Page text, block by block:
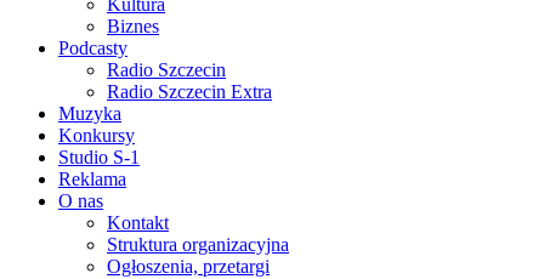
Kultura
Biznes
Podcasty
Radio Szczecin
Radio Szczecin Extra
Muzyka
Konkursy
Studio S-1
Reklama
O nas
Kontakt
Struktura organizacyjna
Ogłoszenia, przetargi